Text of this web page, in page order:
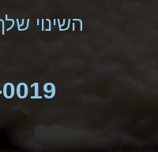
השינוי